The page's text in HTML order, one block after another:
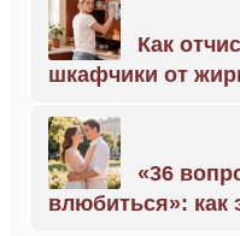
Как
шкафчики от
«36
влюбиться»: как